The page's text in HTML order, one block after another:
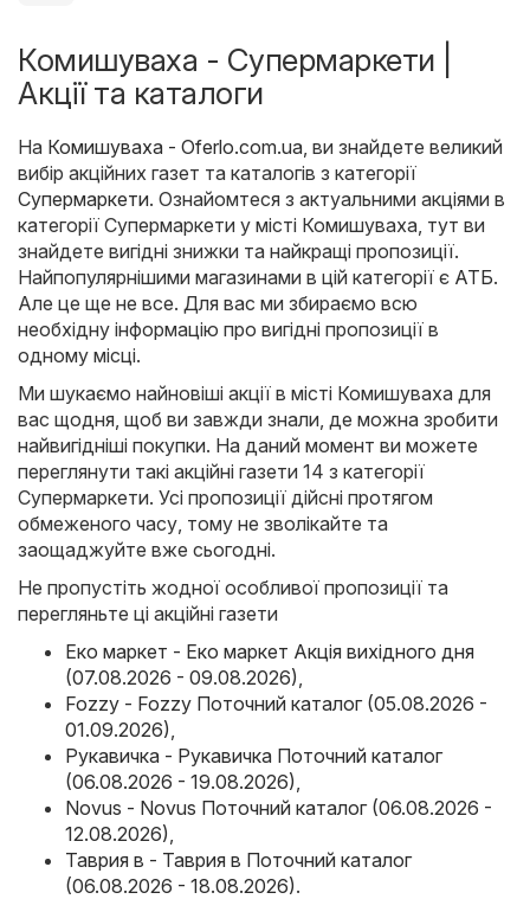
Комишуваха - Супермаркети |
Акції та каталоги
На Комишуваха - Oferlo.com.ua , ви знайдете великий
вибір акційних газет та каталогів з категорії
Супермаркети. Ознайомтеся з актуальними акціями в
категорії Супермаркети у місті Комишуваха, тут ви
знайдете вигідні знижки та найкращі пропозиції.
Найпопулярнішими магазинами в цій категорії є АТБ.
Але це ще не все. Для вас ми збираємо всю
необхідну інформацію про вигідні пропозиції в
одному місці.
Ми шукаємо найновіші акції в місті Комишуваха для
вас щодня, щоб ви завжди знали, де можна зробити
найвигідніші покупки. На даний момент ви можете
переглянути такі акційні газети 14 з категорії
Супермаркети. Усі пропозиції дійсні протягом
обмеженого часу, тому не зволікайте та
заощаджуйте вже сьогодні.
Не пропустіть жодної особливої пропозиції та
перегляньте ці акційні газети
Еко маркет - Еко маркет Акція вихідного дня
(07.08.2026 - 09.08.2026)
Fozzy - Fozzy Поточний каталог (05.08.2026 -
01.09.2026)
Рукавичка - Рукавичка Поточний каталог
(06.08.2026 - 19.08.2026)
Novus - Novus Поточний каталог (06.08.2026 -
12.08.2026)
Таврия в - Таврия в Поточний каталог
(06.08.2026 - 18.08.2026).